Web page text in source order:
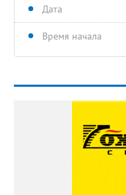
Дата
Время начала